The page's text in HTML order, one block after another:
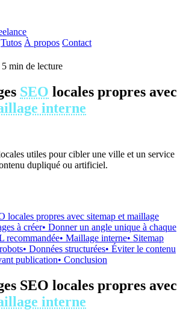
Tutos À propos Contact
5 min de lecture
SEO locales propres avec
interne
utiles pour cibler une ville et un service
dupliqué ou artificiel.
locales propres avec sitemap et maillage
à créer• Donner un angle unique à chaque
recommandée• Maillage interne• Sitemap
• Données structurées• Éviter le contenu
publication• Conclusion
SEO locales propres avec
interne